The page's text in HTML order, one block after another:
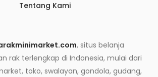
Tentang Kami
, situs belanja
rak terlengkap di Indonesia, mulai dari
toko, swalayan, gondola, gudang,